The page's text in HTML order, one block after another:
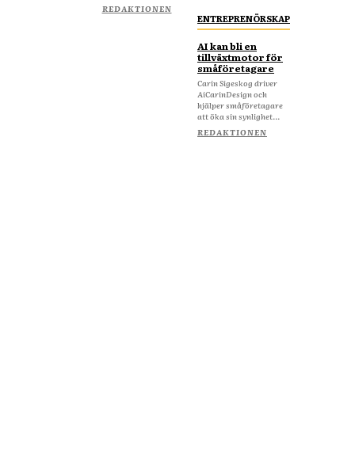
REDAKTIONEN
ENTREPRENÖRSKAP
AI kan bli en
tillväxtmotor för
småföretagare
Carin Sigeskog driver
AiCarinDesign och
hjälper småföretagare
att öka sin synlighet...
REDAKTIONEN